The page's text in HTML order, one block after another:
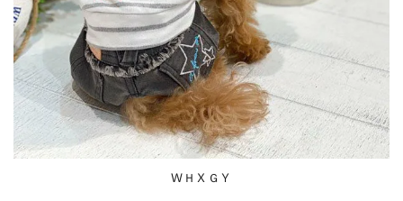
ＷＨＸＧＹ